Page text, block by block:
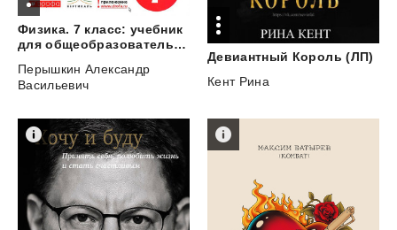
Физика. 7 класс: учебник
для общеобразовательных учреждений
Перышкин Александр
Васильевич
Девиантный Король (ЛП)
Кент Рина